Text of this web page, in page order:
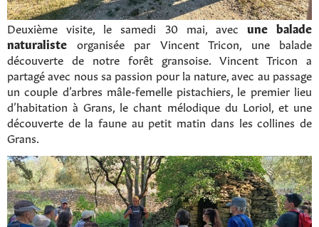
Deuxième visite, le samedi 30 mai, avec une balade
naturaliste organisée par Vincent Tricon, une balade
découverte de notre forêt gransoise. Vincent Tricon a
partagé avec nous sa passion pour la nature, avec au passage
un couple d’arbres mâle-femelle pistachiers, le premier lieu
d’habitation à Grans, le chant mélodique du Loriol, et une
découverte de la faune au petit matin dans les collines de
Grans.